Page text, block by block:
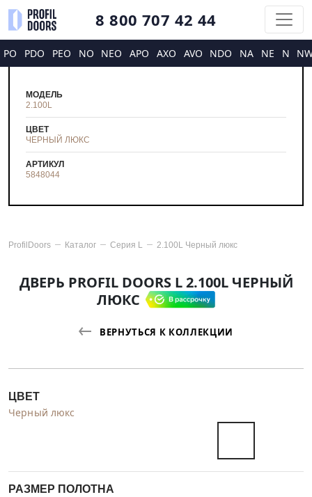
8 800 707 42 44
PO PDO PEO NO NEO APO AXO AVO NDO NA NE N
МОДЕЛЬ
2.100L
ЦВЕТ
ЧЕРНЫЙ ЛЮКС
АРТИКУЛ
5848044
ProfilDoors Каталог Серия L 2.100L Черный люкс
ДВЕРЬ PROFIL DOORS L 2.100L ЧЕРНЫЙ
ЛЮКС
ВЕРНУТЬСЯ К КОЛЛЕКЦИИ
ЦВЕТ
Черный люкс
РАЗМЕР ПОЛОТНА